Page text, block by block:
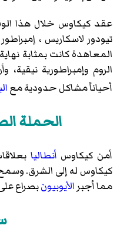
عقد كيكاوس خلال هذا
تيودور لاسكاريس ،
المعاهدة كانت بمثابة
الروم وإمبراطورية نيقية،
أحياناً مشاكل حدودية مع
الحملة
أمن كيكاوس أنطاليا
كيكاوس له إلى الشرق.
مما أجبر الأيوبيونبصراع